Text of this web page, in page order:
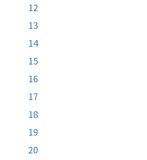
12
13
14
15
16
17
18
19
20